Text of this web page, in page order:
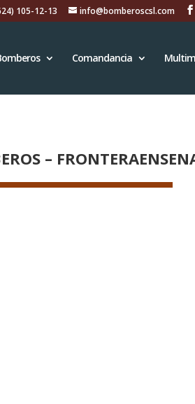
105-12-13 info@bomberoscsl.com
Comandancia
–